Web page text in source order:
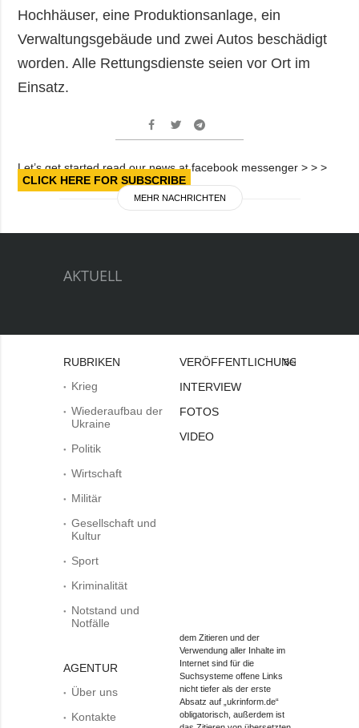
Hochhäuser, eine Produktionsanlage, ein
Verwaltungsgebäude und zwei Autos beschädigt
worden. Alle Rettungsdienste seien vor Ort im
Einsatz.
Let’s get started read our news at facebook messenger > > >
CLICK HERE FOR SUBSCRIBE
MEHR NACHRICHTEN
AKTUELL
RUBRIKEN
Krieg
Wiederaufbau der
Ukraine
Politik
Wirtschaft
Militär
Gesellschaft und
Kultur
Sport
Kriminalität
Notstand und
Notfälle
AGENTUR
Über uns
Kontakte
VERÖFFENTLICHUNGEN
INTERVIEW
FOTOS
VIDEO
Bei
dem Zitieren und der
Verwendung aller Inhalte im
Internet sind für die
Suchsysteme offene Links
nicht tiefer als der erste
Absatz auf „ukrinform.de“
obligatorisch, außerdem ist